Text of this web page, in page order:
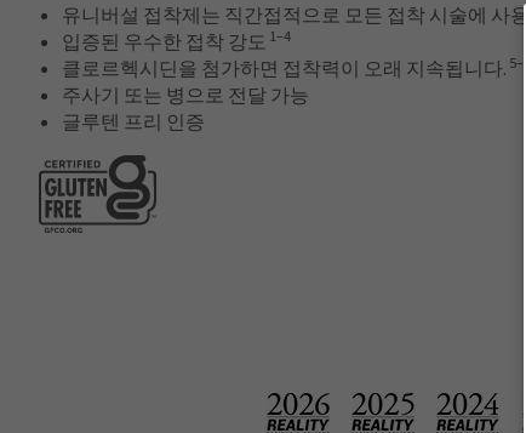
유니버설 접착제는 직간접적으로 모든 접착 시술에 사용
입증된 우수한 접착 강도 1–4
클로르헥시딘을 첨가하면 접착력이 오래 지속됩니다. 5–8
주사기 또는 병으로 전달 가능
글루텐 프리 인증